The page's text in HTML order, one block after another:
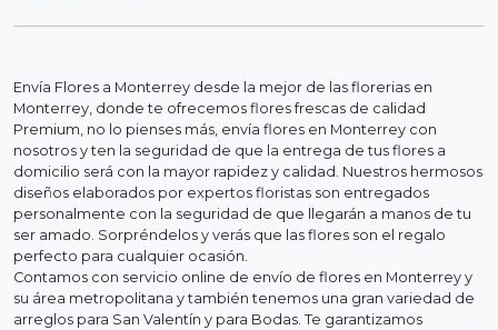
Envía Flores a Monterrey desde la mejor de las florerias en
Monterrey, donde te ofrecemos flores frescas de calidad
Premium, no lo pienses más, envía flores en Monterrey con
nosotros y ten la seguridad de que la entrega de tus flores a
domicilio será con la mayor rapidez y calidad. Nuestros hermosos
diseños elaborados por expertos floristas son entregados
personalmente con la seguridad de que llegarán a manos de tu
ser amado. Sorpréndelos y verás que las flores son el regalo
perfecto para cualquier ocasión.
Contamos con servicio online de envío de flores en Monterrey y
su área metropolitana y también tenemos una gran variedad de
arreglos para San Valentín y para Bodas. Te garantizamos